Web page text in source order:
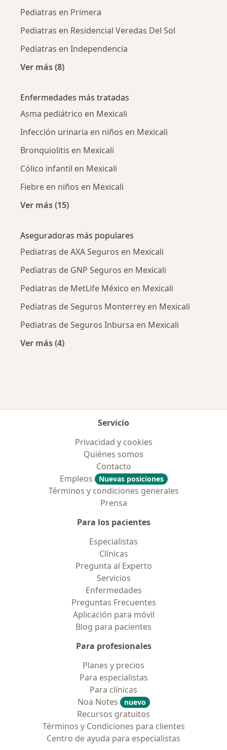
Pediatras en Primera
Pediatras en Residencial Veredas Del Sol
Pediatras en Independencia
Ver más (8)
Enfermedades más tratadas
Asma pediátrico en Mexicali
Infección urinaria en niños en Mexicali
Bronquiolitis en Mexicali
Cólico infantil en Mexicali
Fiebre en niños en Mexicali
Ver más (15)
Aseguradoras más populares
Pediatras de AXA Seguros en Mexicali
Pediatras de GNP Seguros en Mexicali
Pediatras de MetLife México en Mexicali
Pediatras de Seguros Monterrey en Mexicali
Pediatras de Seguros Inbursa en Mexicali
Ver más (4)
Servicio
Privacidad y cookies
Quiénes somos
Contacto
Empleos
Nuevas posiciones
Términos y condiciones generales
Prensa
Para los pacientes
Especialistas
Clínicas
Pregunta al Experto
Servicios
Enfermedades
Preguntas Frecuentes
Aplicación para móvil
Blog para pacientes
Para profesionales
Planes y precios
Para especialistas
Para clínicas
Noa Notes
nuevo
Recursos gratuitos
Términos y Condiciones para clientes
Centro de ayuda para especialistas